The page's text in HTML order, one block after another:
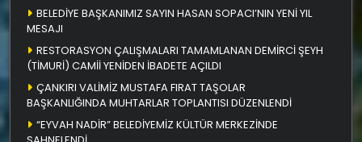
BELEDİYE BAŞKANIMIZ SAYIN HASAN SOPACI’NIN YENİ YIL
MESAJI
RESTORASYON ÇALIŞMALARI TAMAMLANAN DEMİRCİ ŞEYH
(TİMURİ) CAMİİ YENİDEN İBADETE AÇILDI
ÇANKIRI VALİMİZ MUSTAFA FIRAT TAŞOLAR
BAŞKANLIĞINDA MUHTARLAR TOPLANTISI DÜZENLENDİ
“EYVAH NADİR” BELEDİYEMİZ KÜLTÜR MERKEZİNDE